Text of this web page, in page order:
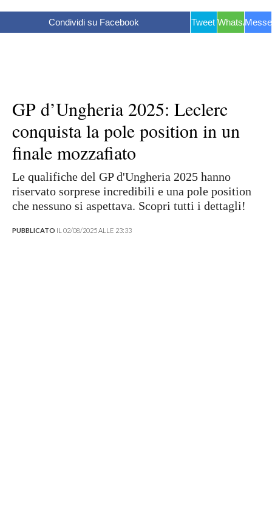
Condividi su Facebook Tweet WhatsApp
GP d’Ungheria 2025: Leclerc
conquista la pole position in un
finale mozzafiato
Le qualifiche del GP d'Ungheria 2025 hanno
riservato sorprese incredibili e una pole position
che nessuno si aspettava. Scopri tutti i dettagli!
PUBBLICATO IL 02/08/2025 ALLE 23:33